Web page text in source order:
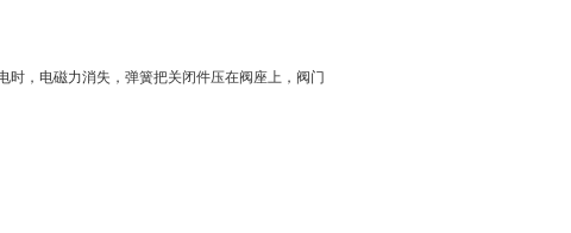
时，电磁力消失，弹簧把关闭件压在阀座上，阀门